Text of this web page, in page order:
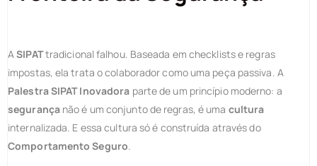
ASIPATtradicional falhou. Baseada em checklists e regras
impostas, ela trata o colaborador como uma peça passiva. A
Palestra SIPAT Inovadora parte de um princípio moderno: a
segurançanão é um conjunto de regras, é uma cultura
internalizada. E essa cultura só é construída através do
Comportamento Seguro.